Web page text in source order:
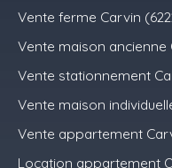
Vente ferme Carvin
Vente maison ancienne
Vente stationnement
Vente maison
Vente appartement
Location appartement